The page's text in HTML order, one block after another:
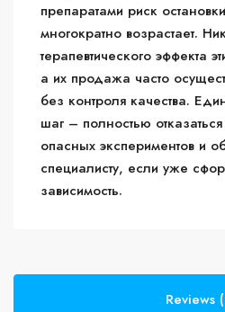
препаратами риск
многократно возрастает.
терапевтического эффекта
а их продажа часто
без контроля качества.
шаг – полностью
опасных экспериментов и
специалисту, если уже
зависимость.
Reviews